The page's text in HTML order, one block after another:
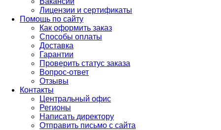
Лицензии и сертификаты
Помощь по сайту
Как оформить заказ
Способы оплаты
Доставка
Гарантии
Проверить статус заказа
Вопрос-ответ
Отзывы
Контакты
Центральный офис
Регионы
Написать директору
Отправить письмо с сайта